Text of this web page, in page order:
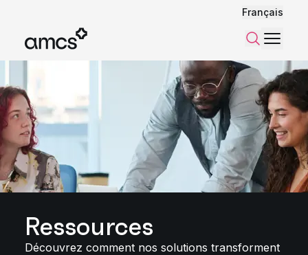
Français
Menu
Ressources
Découvrez comment nos solutions transforment